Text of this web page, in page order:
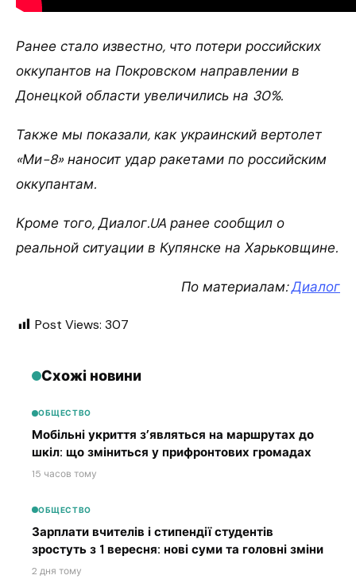
Ранее стало известно, что потери российских
оккупантов на Покровском направлении в
Донецкой области увеличились на 30%.
Также мы показали, как украинский вертолет
«Ми-8» наносит удар ракетами по российским
оккупантам.
Кроме того, Диалог.UA ранее сообщил о
реальной ситуации в Купянске на Харьковщине.
По материалам:Диалог
Post Views: 307
Схожі новини
ОБЩЕСТВО
Мобільні укриття з’являться на маршрутах до
шкіл: що зміниться у прифронтових громадах
15 часов тому
ОБЩЕСТВО
Зарплати вчителів і стипендії студентів
зростуть з 1 вересня: нові суми та головні зміни
2 дня тому